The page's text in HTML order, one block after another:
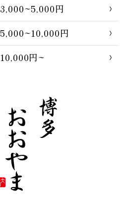
3,000~5,000円
5,000~10,000円
10,000円~